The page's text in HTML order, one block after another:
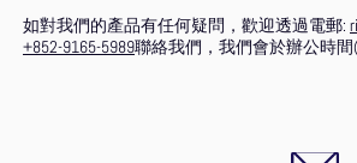
如對我們的產品有任何疑問，歡迎透過電郵:
+852-9165-5989聯絡我們，我們會於辦公時